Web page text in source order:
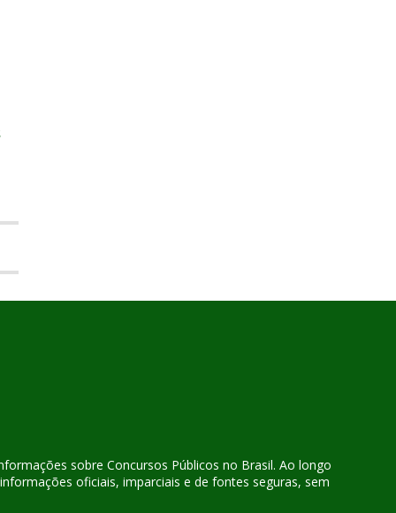
sobre Concursos Públicos no Brasil. Ao longo
oficiais, imparciais e de fontes seguras, sem